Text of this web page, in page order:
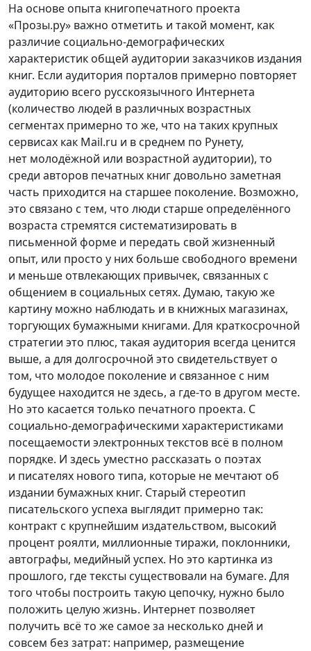
На основе опыта книгопечатного проекта
«Прозы.ру» важно отметить и такой момент, как
различие социально-демографических
характеристик общей аудитории заказчиков издания
книг. Если аудитория порталов примерно повторяет
аудиторию всего русскоязычного Интернета
(количество людей в различных возрастных
сегментах примерно то же, что на таких крупных
сервисах как Mail.ru и в среднем по Рунету,
нет молодёжной или возрастной аудитории), то
среди авторов печатных книг довольно заметная
часть приходится на старшее поколение. Возможно,
это связано с тем, что люди старше определённого
возраста стремятся систематизировать в
письменной форме и передать свой жизненный
опыт, или просто у них больше свободного времени
и меньше отвлекающих привычек, связанных с
общением в социальных сетях. Думаю, такую же
картину можно наблюдать и в книжных магазинах,
торгующих бумажными книгами. Для краткосрочной
стратегии это плюс, такая аудитория всегда ценится
выше, а для долгосрочной это свидетельствует о
том, что молодое поколение и связанное с ним
будущее находится не здесь, а где-то в другом месте.
Но это касается только печатного проекта. С
социально-демографическими характеристиками
посещаемости электронных текстов всё в полном
порядке. И здесь уместно рассказать о поэтах
и писателях нового типа, которые не мечтают об
издании бумажных книг. Старый стереотип
писательского успеха выглядит примерно так:
контракт с крупнейшим издательством, высокий
процент роялти, миллионные тиражи, поклонники,
автографы, медийный успех. Но это картинка из
прошлого, где тексты существовали на бумаге. Для
того чтобы построить такую цепочку, нужно было
положить целую жизнь. Интернет позволяет
получить всё то же самое за несколько дней и
совсем без затрат: например, размещение